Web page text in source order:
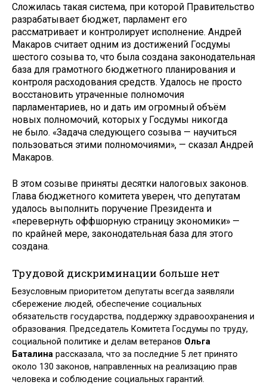
Сложилась такая система, при которой Правительство
разрабатывает бюджет, парламент его
рассматривает и контролирует исполнение. Андрей
Макаров считает одним из достижений Госдумы
шестого созыва то, что была создана законодательная
база для грамотного бюджетного планирования и
контроля расходования средств. Удалось не просто
восстановить утраченные полномочия
парламентариев, но и дать им огромный объём
новых полномочий, которых у Госдумы никогда
не было. «Задача следующего созыва — научиться
пользоваться этими полномочиями», — сказал Андрей
Макаров.
В этом созыве приняты десятки налоговых законов.
Глава бюджетного комитета уверен, что депутатам
удалось выполнить поручение Президента и
«перевернуть оффшорную страницу экономики» —
по крайней мере, законодательная база для этого
создана.
Трудовой дискриминации больше нет
Безусловным приоритетом депутаты всегда заявляли
сбережение людей, обеспечение социальных
обязательств государства, поддержку здравоохранения и
образования. Председатель Комитета Госдумы по труду,
социальной политике и делам ветеранов Ольга
Баталина рассказала, что за последние 5 лет принято
около 130 законов, направленных на реализацию прав
человека и соблюдение социальных гарантий.